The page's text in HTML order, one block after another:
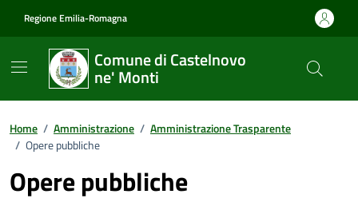
Regione Emilia-Romagna
Comune di Castelnovo
ne' Monti
Home / Amministrazione / Amministrazione Trasparente
/ Opere pubbliche
Opere pubbliche